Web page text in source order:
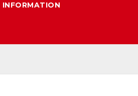
INFORMATION